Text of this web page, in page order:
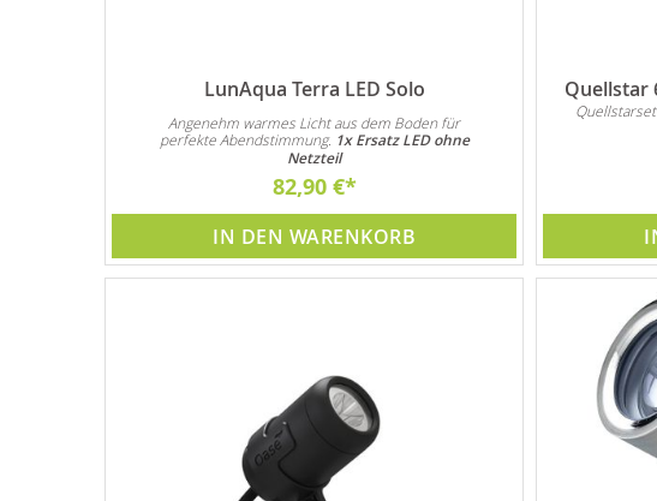
LunAqua Terra LED Solo
Angenehm warmes Licht aus dem Boden für
perfekte Abendstimmung. 1x Ersatz LED ohne
Netzteil
82,90 €
IN DEN WARENKORB
Quellstar